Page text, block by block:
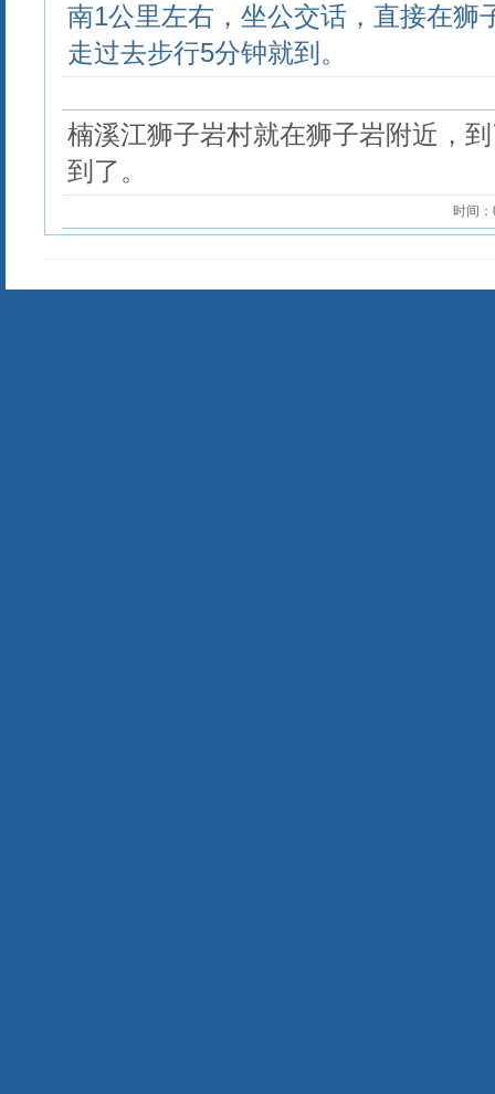
南1公里左右，坐公交话，直接在狮
走过去步行5分钟就到。
楠溪江狮子岩村就在狮子岩附近，
到了。
时间